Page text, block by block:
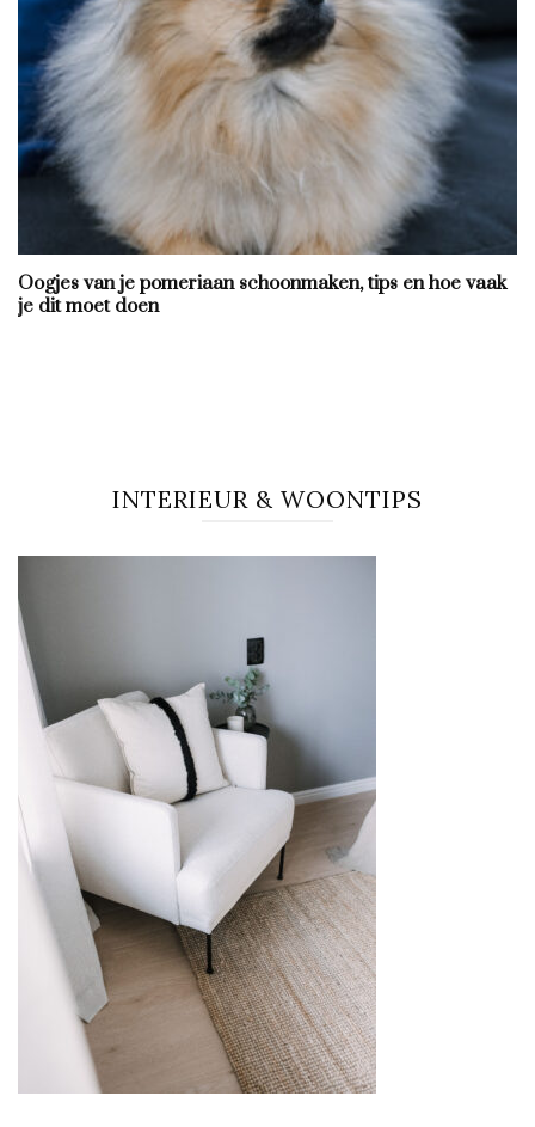
Oogjes van je pomeriaan schoonmaken, tips en hoe vaak
je dit moet doen
INTERIEUR & WOONTIPS